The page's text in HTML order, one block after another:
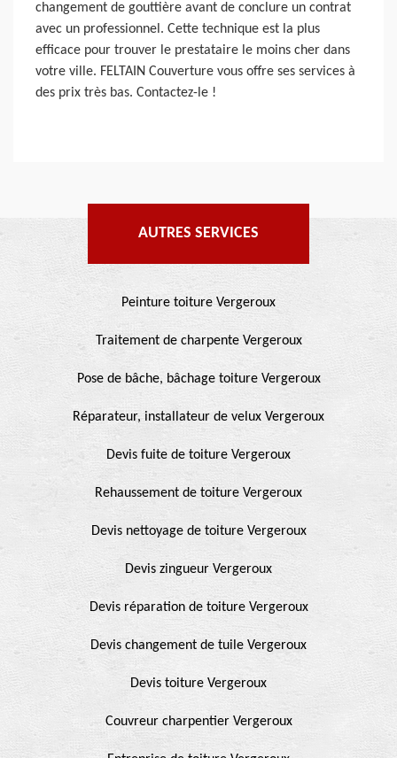
changement de gouttière avant de conclure un contrat
avec un professionnel. Cette technique est la plus
efficace pour trouver le prestataire le moins cher dans
votre ville. FELTAIN Couverture vous offre ses services à
des prix très bas. Contactez-le !
AUTRES SERVICES
Peinture toiture Vergeroux
Traitement de charpente Vergeroux
Pose de bâche, bâchage toiture Vergeroux
Réparateur, installateur de velux Vergeroux
Devis fuite de toiture Vergeroux
Rehaussement de toiture Vergeroux
Devis nettoyage de toiture Vergeroux
Devis zingueur Vergeroux
Devis réparation de toiture Vergeroux
Devis changement de tuile Vergeroux
Devis toiture Vergeroux
Couvreur charpentier Vergeroux